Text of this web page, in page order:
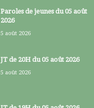
Paroles de jeunes du 05 août
2026
5 août 2026
JT de 20H du 05 août 2026
5 août 2026